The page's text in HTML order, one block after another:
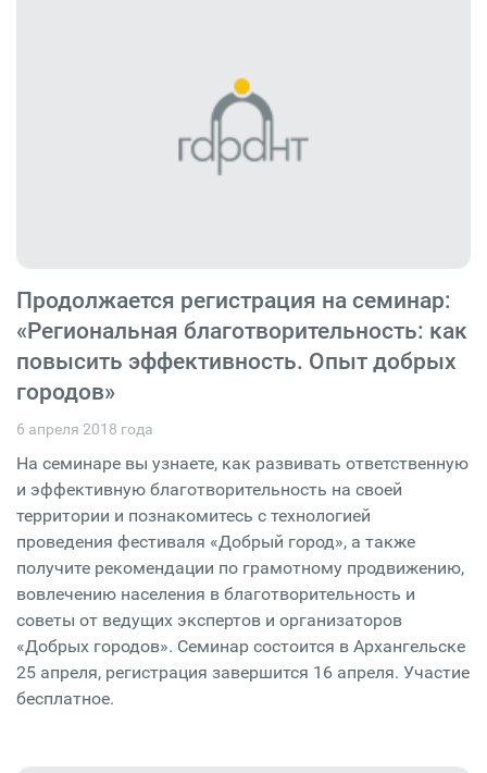
Продолжается регистрация на семинар:
«Региональная благотворительность: как
повысить эффективность. Опыт добрых
городов»
6 апреля 2018 года
На семинаре вы узнаете, как развивать ответственную
и эффективную благотворительность на своей
территории и познакомитесь с технологией
проведения фестиваля «Добрый город», а также
получите рекомендации по грамотному продвижению,
вовлечению населения в благотворительность и
советы от ведущих экспертов и организаторов
«Добрых городов». Семинар состоится в Архангельске
25 апреля, регистрация завершится 16 апреля. Участие
бесплатное.